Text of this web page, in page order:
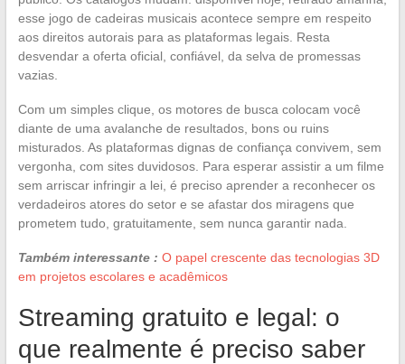
esse jogo de cadeiras musicais acontece sempre em respeito
aos direitos autorais para as plataformas legais. Resta
desvendar a oferta oficial, confiável, da selva de promessas
vazias.
Com um simples clique, os motores de busca colocam você
diante de uma avalanche de resultados, bons ou ruins
misturados. As plataformas dignas de confiança convivem, sem
vergonha, com sites duvidosos. Para esperar assistir a um filme
sem arriscar infringir a lei, é preciso aprender a reconhecer os
verdadeiros atores do setor e se afastar dos miragens que
prometem tudo, gratuitamente, sem nunca garantir nada.
Também interessante : O papel crescente das tecnologias 3D
em projetos escolares e acadêmicos
Streaming gratuito e legal: o
que realmente é preciso saber